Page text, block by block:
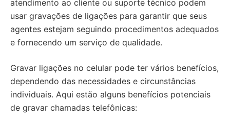
atendimento ao cliente ou suporte técnico podem
usar gravações de ligações para garantir que seus
agentes estejam seguindo procedimentos adequados
e fornecendo um serviço de qualidade.
Gravar ligações no celular pode ter vários benefícios,
dependendo das necessidades e circunstâncias
individuais. Aqui estão alguns benefícios potenciais
de gravar chamadas telefônicas: